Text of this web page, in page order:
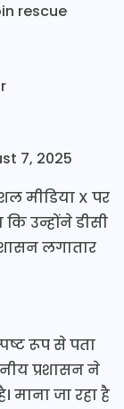
rescue
7, 2025
मीडिया X पर
उन्होंने डीसी
लगातार
रूप से पता
प्रशासन ने
माना जा रहा है